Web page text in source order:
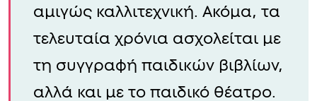
αμιγώς καλλιτεχνική. Ακόμα, τα
τελευταία χρόνια ασχολείται με
τη συγγραφή παιδικών βιβλίων,
αλλά και με το παιδικό θέατρο.